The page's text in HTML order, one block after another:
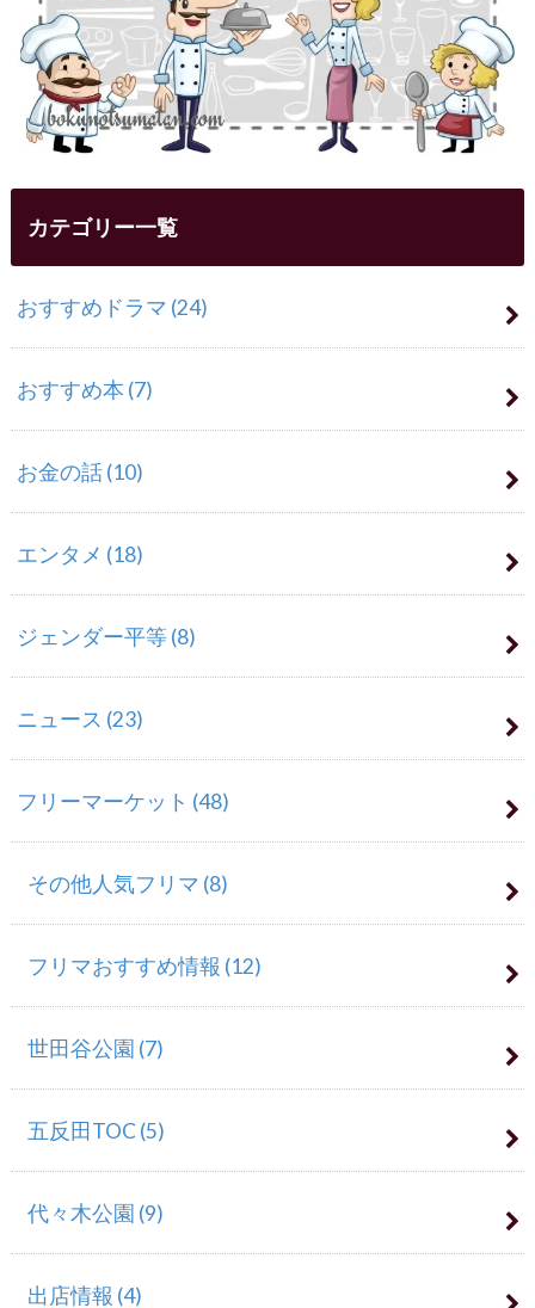
カテゴリー一覧
おすすめドラマ (24)
おすすめ本 (7)
お金の話(10)
エンタメ (18)
ジェンダー平等(8)
ニュース (23)
フリーマーケット (48)
その他人気フリマ (8)
フリマおすすめ情報 (12)
世田谷公園 (7)
五反田TOC(5)
代々木公園 (9)
出店情報 (4)